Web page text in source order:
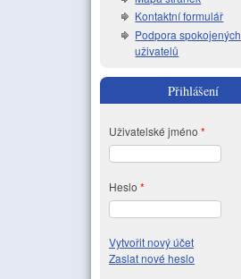
Kontaktní formulář
Podpora spokojených
uživatelů
Přihlášení
Uživatelské jméno *
Heslo *
Vytvořit nový účet
Zaslat nové heslo